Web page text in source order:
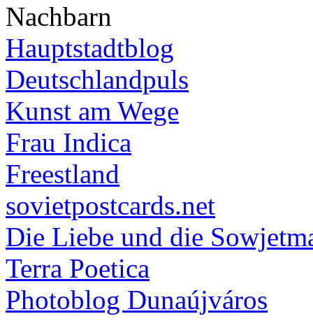
Nachbarn
Hauptstadtblog
Deutschlandpuls
Kunst am Wege
Frau Indica
Freestland
sovietpostcards.net
Die Liebe und die
Terra Poetica
Photoblog Dunaújváros